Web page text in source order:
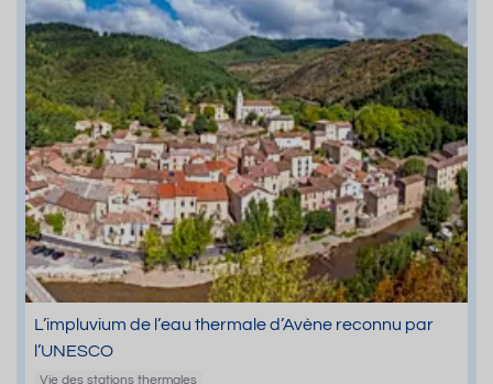
L’impluvium de l’eau thermale d’Avène reconnu par
l’UNESCO
Vie des stations thermales